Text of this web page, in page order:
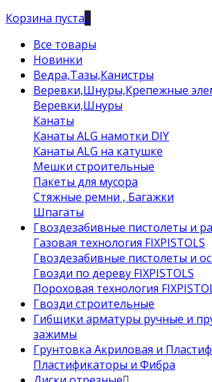
Корзина пуста0
Все товары
Новинки
Ведра,Тазы,Канистры
Веревки,Шнуры,Крепежные
Веревки,Шнуры
Канаты
Канаты ALG намотки DIY
Канаты ALG на катушке
Мешки строительные
Пакеты для мусора
Стяжные ремни , Багажки
Шпагаты
Гвоздезабивные пистолеты и
Газовая технология FIXPISTOLS
Гвоздезабивные пистолеты и
Гвозди по дереву FIXPISTOLS
Пороховая технология
Гвозди строительные
Гибщики арматуры ручные и
зажимы
Грунтовка Акриловая и
Пластификаторы и Фибра